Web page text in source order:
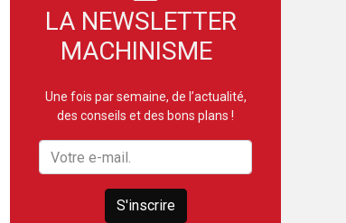
LA NEWSLETTER
MACHINISME
Une fois par semaine, de l’actualité,
des conseils et des bons plans !
S'inscrire